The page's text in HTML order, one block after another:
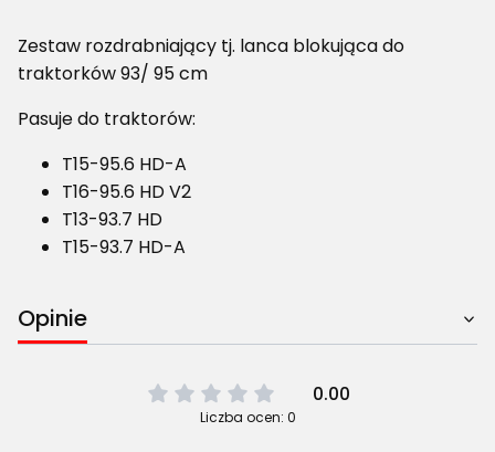
Zestaw rozdrabniający tj. lanca blokująca do
traktorków 93/ 95 cm
Pasuje do traktorów:
T15-95.6 HD-A
T16-95.6 HD V2
T13-93.7 HD
T15-93.7 HD-A
Opinie
0.00
Liczba ocen: 0